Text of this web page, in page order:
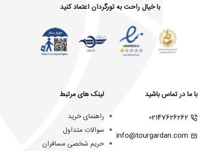
با خیال راحت به تورگردان اعتماد کنید
با ما در تماس باشید
02147626262
info@tourgardan.com
لینک های مرتبط
راهنمای خرید
سوالات متداول
حریم شخصی مسافران